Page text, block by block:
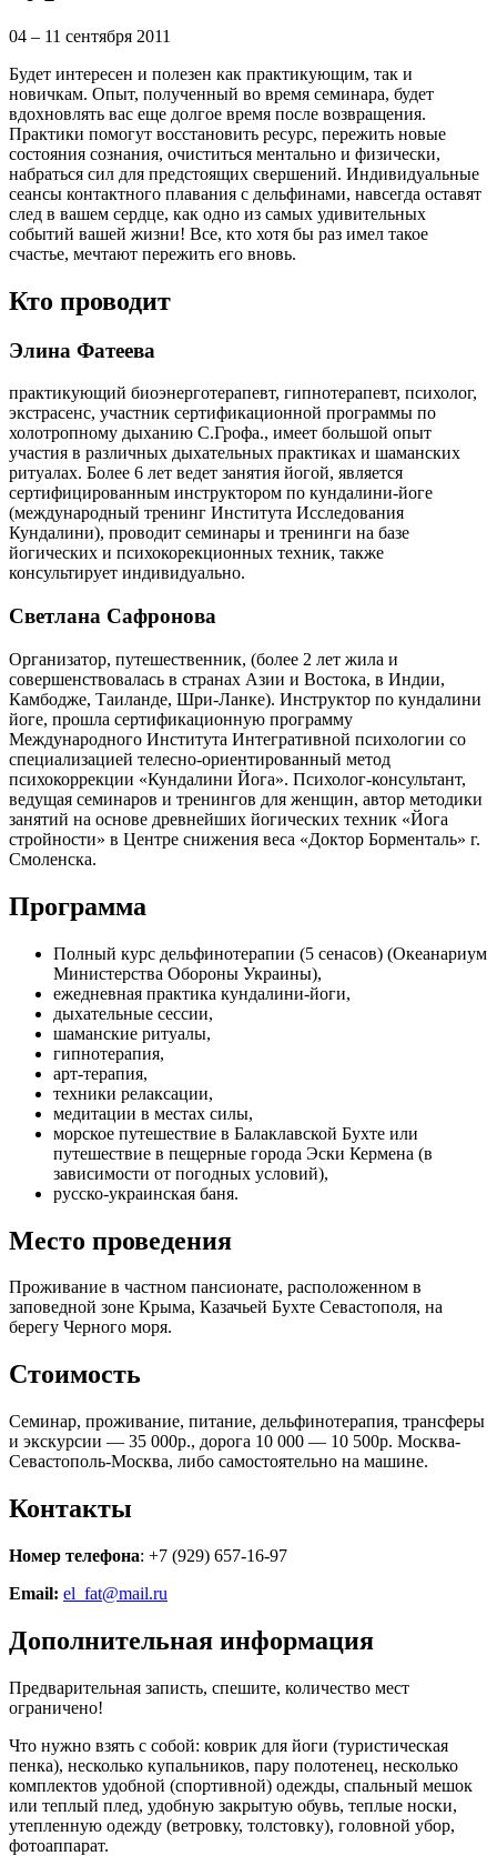
04 – 11 сентября 2011
Будет интересен и полезен как практикующим, так и
новичкам. Опыт, полученный во время семинара, будет
вдохновлять вас еще долгое время после возвращения.
Практики помогут восстановить ресурс, пережить новые
состояния сознания, очиститься ментально и физически,
набраться сил для предстоящих свершений. Индивидуальные
сеансы контактного плавания с дельфинами, навсегда оставят
след в вашем сердце, как одно из самых удивительных
событий вашей жизни! Все, кто хотя бы раз имел такое
счастье, мечтают пережить его вновь.
Кто проводит
Элина Фатеева
практикующий биоэнерготерапевт, гипнотерапевт, психолог,
экстрасенс, участник сертификационной программы по
холотропному дыханию С.Грофа., имеет большой опыт
участия в различных дыхательных практиках и шаманских
ритуалах. Более 6 лет ведет занятия йогой, является
сертифицированным инструктором по кундалини-йоге
(международный тренинг Института Исследования
Кундалини), проводит семинары и тренинги на базе
йогических и психокорекционных техник, также
консультирует индивидуально.
Светлана Сафронова
Организатор, путешественник, (более 2 лет жила и
совершенствовалась в странах Азии и Востока, в Индии,
Камбодже, Таиланде, Шри-Ланке). Инструктор по кундалини
йоге, прошла сертификационную программу
Международного Института Интегративной психологии со
специализацией телесно-ориентированный метод
психокоррекции «Кундалини Йога». Психолог-консультант,
ведущая семинаров и тренингов для женщин, автор методики
занятий на основе древнейших йогических техник «Йога
стройности» в Центре снижения веса «Доктор Борменталь» г.
Смоленска.
Программа
Полный курс дельфинотерапии (5 сенасов) (Океанариум
Министерства Обороны Украины),
ежедневная практика кундалини-йоги,
дыхательные сессии,
шаманские ритуалы,
гипнотерапия,
арт-терапия,
техники релаксации,
медитации в местах силы,
морское путешествие в Балаклавской Бухте или
путешествие в пещерные города Эски Кермена (в
зависимости от погодных условий),
русско-украинская баня.
Место проведения
Проживание в частном пансионате, расположенном в
заповедной зоне Крыма, Казачьей Бухте Севастополя, на
берегу Черного моря.
Стоимость
Семинар, проживание, питание, дельфинотерапия, трансферы
и экскурсии — 35 000р., дорога 10 000 — 10 500р. Москва-
Севастополь-Москва, либо самостоятельно на машине.
Контакты
Номер телефона: +7 (929) 657-16-97
Email: el_fat@mail.ru
Дополнительная информация
Предварительная записть, спешите, количество мест
ограничено!
Что нужно взять с собой: коврик для йоги (туристическая
пенка), несколько купальников, пару полотенец, несколько
комплектов удобной (спортивной) одежды, спальный мешок
или теплый плед, удобную закрытую обувь, теплые носки,
утепленную одежду (ветровку, толстовку), головной убор,
фотоаппарат.